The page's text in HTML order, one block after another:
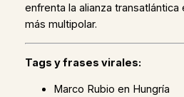
enfrenta la alianza
más multipolar.
Tags y frases virales:
Marco Rubio en Hungría